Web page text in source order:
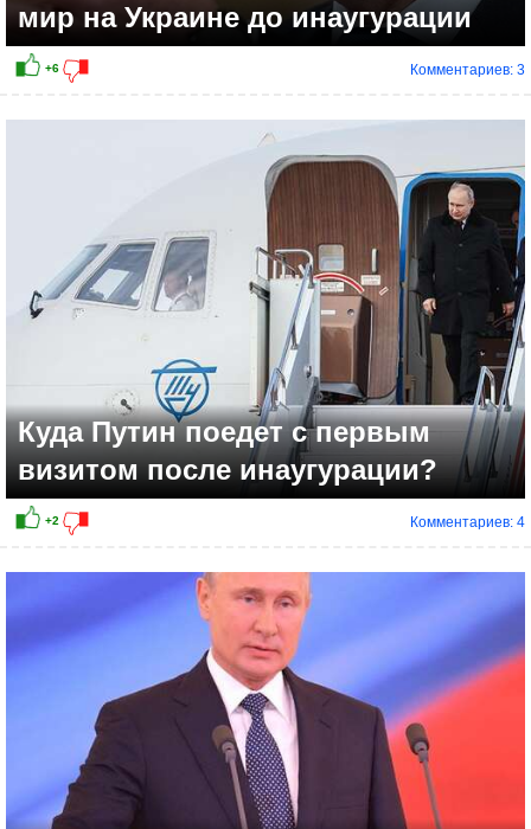
-4
мир на Украине до инаугурации
Комментариев: 3
Куда Путин поедет с первым
визитом после инаугурации?
Комментариев: 4